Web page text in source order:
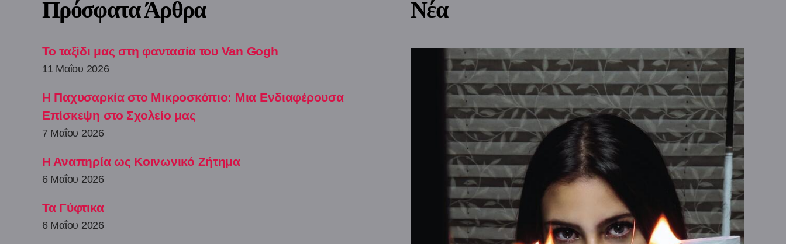
Πρόσφατα Άρθρα
Το ταξίδι μας στη φαντασία του Van Gogh
11 Μαΐου 2026
Η Παχυσαρκία στο Μικροσκόπιο: Μια Ενδιαφέρουσα
Επίσκεψη στο Σχολείο μας
7 Μαΐου 2026
Η Αναπηρία ως Κοινωνικό Ζήτημα
6 Μαΐου 2026
Τα Γύφτικα
6 Μαΐου 2026
Νέα